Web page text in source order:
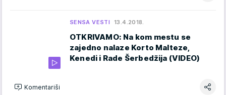
SENSA VESTI 13.4.2018.
OTKRIVAMO: Na kom mestu se
zajedno nalaze Korto Malteze,
Kenedi i Rade Šerbedžija (VIDEO)
Komentariši